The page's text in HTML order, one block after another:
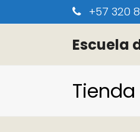
+57 320
Escuela
Tienda